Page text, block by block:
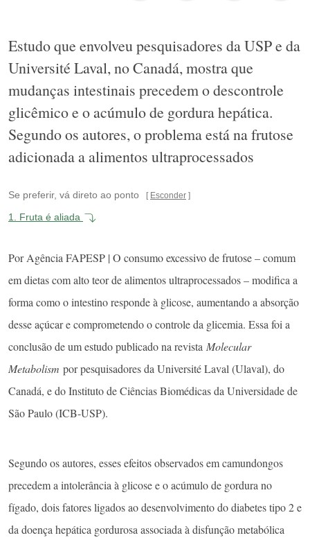
Estudo que envolveu pesquisadores da USP e da
Université Laval, no Canadá, mostra que
mudanças intestinais precedem o descontrole
glicêmico e o acúmulo de gordura hepática.
Segundo os autores, o problema está na frutose
adicionada a alimentos ultraprocessados
Se preferir, vá direto ao ponto Esconder
1. Fruta é aliada
Por Agência FAPESP | O consumo excessivo de frutose – comum
em dietas com alto teor de alimentos ultraprocessados – modifica a
forma como o intestino responde à glicose, aumentando a absorção
desse açúcar e comprometendo o controle da glicemia. Essa foi a
conclusão de um estudo publicado na revista Molecular
Metabolism por pesquisadores da Université Laval (Ulaval), do
Canadá, e do Instituto de Ciências Biomédicas da Universidade de
São Paulo (ICB-USP).
Segundo os autores, esses efeitos observados em camundongos
precedem a intolerância à glicose e o acúmulo de gordura no
fígado, dois fatores ligados ao desenvolvimento do diabetes tipo 2 e
da doença hepática gordurosa associada à disfunção metabólica